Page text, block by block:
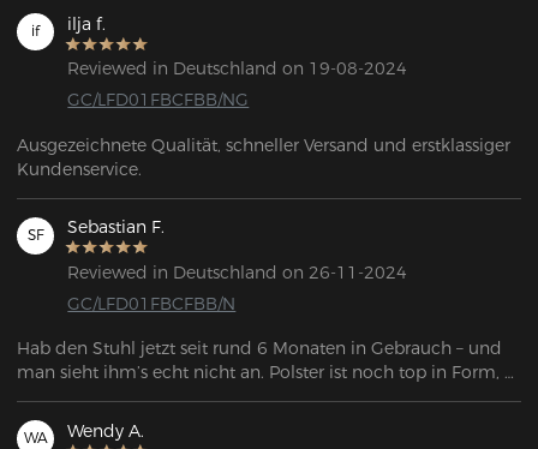
if ilja f.
Reviewed in Deutschland on 19-08-2024
GC/LFD01FBCFBB/NG
Ausgezeichnete Qualität, schneller Versand und erstklassiger
SF Sebastian F.
Reviewed in Deutschland on 26-11-2024
GC/LFD01FBCFBB/N
Hab den Stuhl jetzt seit rund 6 Monaten in Gebrauch – und
man sieht ihm’s echt nicht an. Polster ist noch top in Form,
nix durchgesessen, und auch die Nähte sehen aus wie am
ersten Tag.
WA Wendy A.